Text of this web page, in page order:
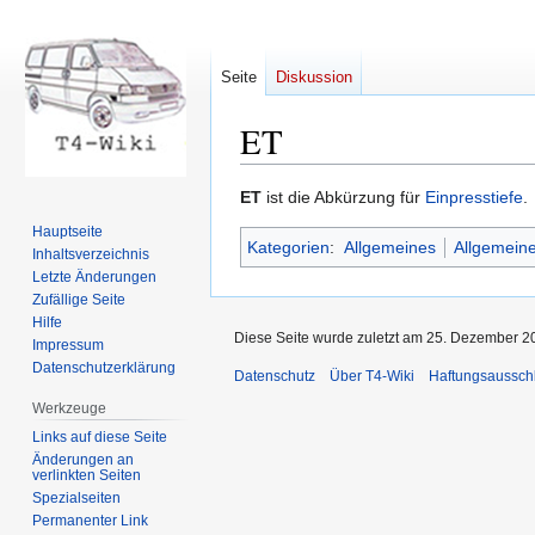
ET
Zur
Navigation
springen
Zur
Suche
springen
ET ist die Abkürzung für Einpresstiefe.
Kategorien: Allgemeines
Seite Diskussion
Hauptseite
Inhaltsverzeichnis
Letzte Änderungen
Zufällige Seite
Hilfe
Impressum
Datenschutzerklärung
Werkzeuge
Links auf diese Seite
Änderungen an
verlinkten Seiten
Spezialseiten
Permanenter Link
Diese Seite wurde zuletzt am 25. Dezember
Datenschutz Über T4-Wiki